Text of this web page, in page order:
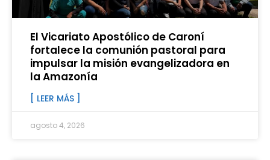
El Vicariato Apostólico de Caroní
fortalece la comunión pastoral para
impulsar la misión evangelizadora en
la Amazonía
[ LEER MÁS ]
agosto 4, 2026